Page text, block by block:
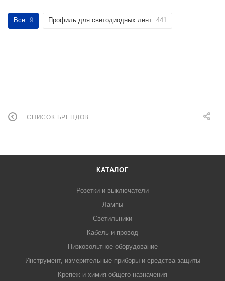
Все 9 Профиль для светодиодных лент 441
СПИСОК БРЕНДОВ
КАТАЛОГ
Розетки и выключатели
Лампы
Светильники
Кабель и провод
Низковольтное оборудование
Инструмент, измерительные приборы и средства защиты
Крепеж и химия общего назначения